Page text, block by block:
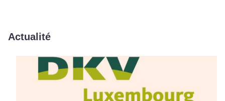
Actualité